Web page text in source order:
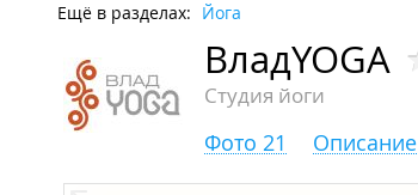
Ещё в разделах: Йога
ВладYOGA
Студия йоги
Фото 21 Описание